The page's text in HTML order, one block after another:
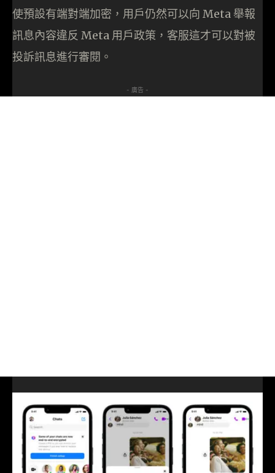
使預設有端對端加密，用戶仍然可以向 Meta 舉報
訊息內容違反 Meta 用戶政策，客服這才可以對被
投訴訊息進行審閱。
- 廣告 -